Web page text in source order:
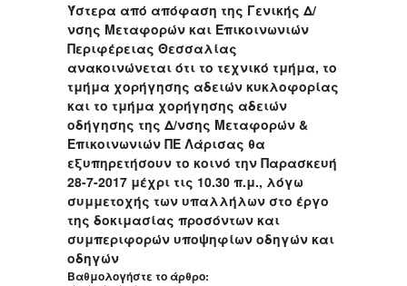
Ύστερα από απόφαση της Γενικής Δ/
νσης Μεταφορών και Επικοινωνιών
Περιφέρειας Θεσσαλίας
ανακοινώνεται ότι το τεχνικό τμήμα, το
τμήμα χορήγησης αδειών κυκλοφορίας
και το τμήμα χορήγησης αδειών
οδήγησης της Δ/νσης Μεταφορών &
Επικοινωνιών ΠΕ Λάρισας θα
εξυπηρετήσουν το κοινό την Παρασκευή
28-7-2017 μέχρι τις 10.30 π.μ., λόγω
συμμετοχής των υπαλλήλων στο έργο
της δοκιμασίας προσόντων και
συμπεριφορών υποψηφίων οδηγών και
οδηγών
Βαθμολογήστε το άρθρο: